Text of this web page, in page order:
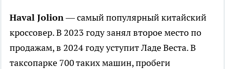
Haval Jolion— самый популярный китайский
кроссовер. В 2023 году занял второе место по
продажам, в 2024 году уступит Ладе Веста. В
таксопарке 700 таких машин, пробеги